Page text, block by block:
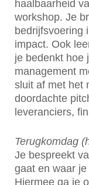
haalbaarheid
workshop. Je
bedrijfsvoering
impact. Ook
je bedenkt hoe
management
sluit af met het
doordachte
leveranciers,
Terugkomdag
Je bespreekt
gaat en waar
Hiermee ga je